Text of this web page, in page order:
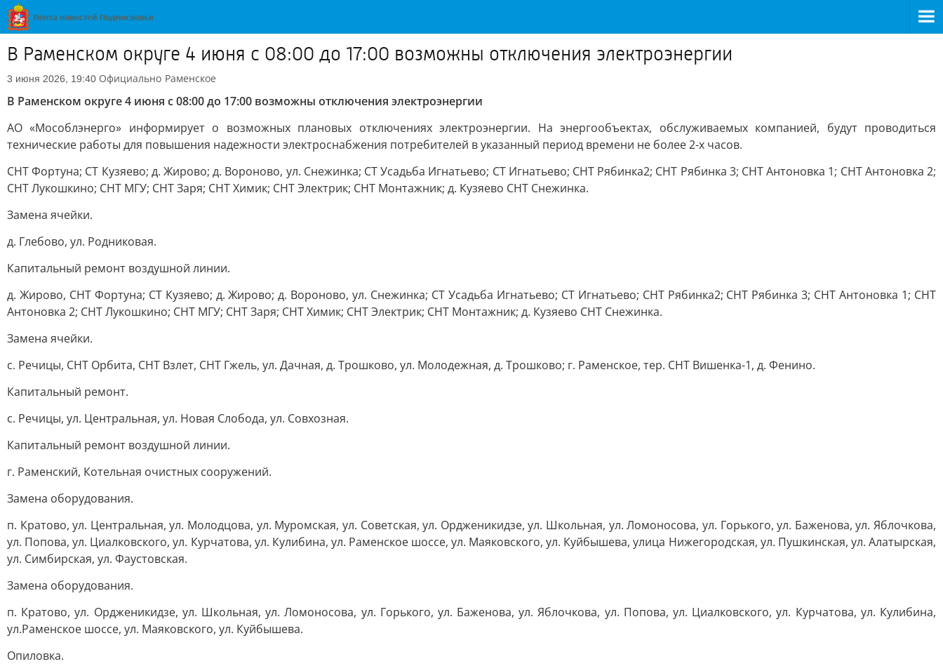
В Раменском округе 4 июня с 08:00 до 17:00 возможны отключения электроэнергии
3 июня 2026, 19:40 Официально Раменское
В Раменском округе 4 июня с 08:00 до 17:00 возможны отключения электроэнергии
АО «Мособлэнерго» информирует о возможных плановых отключениях электроэнергии. На энергообъектах, обслуживаемых компанией, будут проводиться
технические работы для повышения надежности электроснабжения потребителей в указанный период времени не более 2-х часов.
СНТ Фортуна; СТ Кузяево; д. Жирово; д. Вороново, ул. Снежинка; СТ Усадьба Игнатьево; СТ Игнатьево; СНТ Рябинка2; СНТ Рябинка 3; СНТ Антоновка 1; СНТ Антоновка 2;
СНТ Лукошкино; СНТ МГУ; СНТ Заря; СНТ Химик; СНТ Электрик; СНТ Монтажник; д. Кузяево СНТ Снежинка.
Замена ячейки.
д. Глебово, ул. Родниковая.
Капитальный ремонт воздушной линии.
д. Жирово, СНТ Фортуна; СТ Кузяево; д. Жирово; д. Вороново, ул. Снежинка; СТ Усадьба Игнатьево; СТ Игнатьево; СНТ Рябинка2; СНТ Рябинка 3; СНТ Антоновка 1; СНТ
Антоновка 2; СНТ Лукошкино; СНТ МГУ; СНТ Заря; СНТ Химик; СНТ Электрик; СНТ Монтажник; д. Кузяево СНТ Снежинка.
Замена ячейки.
с. Речицы, СНТ Орбита, СНТ Взлет, СНТ Гжель, ул. Дачная, д. Трошково, ул. Молодежная, д. Трошково; г. Раменское, тер. СНТ Вишенка-1, д. Фенино.
Капитальный ремонт.
с. Речицы, ул. Центральная, ул. Новая Слобода, ул. Совхозная.
Капитальный ремонт воздушной линии.
г. Раменский, Котельная очистных сооружений.
Замена оборудования.
п. Кратово, ул. Центральная, ул. Молодцова, ул. Муромская, ул. Советская, ул. Ордженикидзе, ул. Школьная, ул. Ломоносова, ул. Горького, ул. Баженова, ул. Яблочкова,
ул. Попова, ул. Циалковского, ул. Курчатова, ул. Кулибина, ул. Раменское шоссе, ул. Маяковского, ул. Куйбышева, улица Нижегородская, ул. Пушкинская, ул. Алатырская,
ул. Симбирская, ул. Фаустовская.
Замена оборудования.
п. Кратово, ул. Ордженикидзе, ул. Школьная, ул. Ломоносова, ул. Горького, ул. Баженова, ул. Яблочкова, ул. Попова, ул. Циалковского, ул. Курчатова, ул. Кулибина,
ул.Раменское шоссе, ул. Маяковского, ул. Куйбышева.
Опиловка.